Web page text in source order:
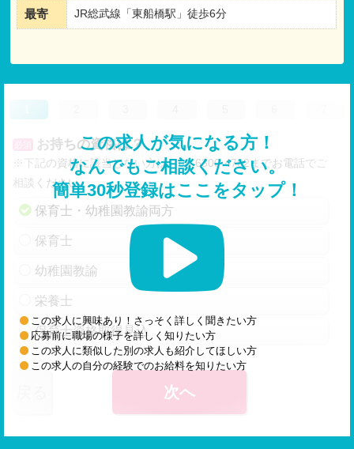
最寄 JR総武線「東船橋駅」徒歩6分
この求人が気になる方！
なんでもご相談ください。
簡単30秒登録はここをタップ！
この求人に興味あり！さっそく詳しく聞きたい方
応募前に職場の様子を詳しく知りたい方
この求人に類似した別の求人も紹介してほしい方
この求人の自分の経験でのお給料を知りたい方
必須 お持ちの資格は？
※下記の資格に該当しない方は、03-6300-4702までお電話でご
相談ください。
保育士・幼稚園教諭両方
保育士
幼稚園教諭
栄養士
保育士資格取得見込
次へ